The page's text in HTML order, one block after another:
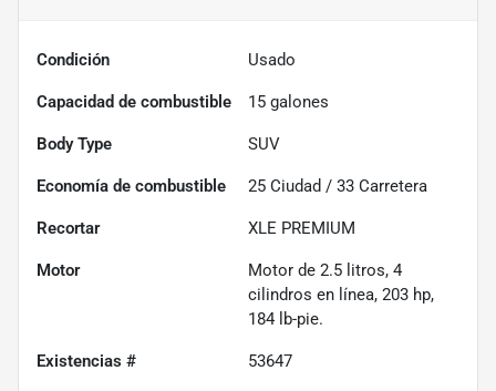
Condición Usado
Capacidad de combustible 15 galones
Body Type SUV
Economía de combustible 25 Ciudad / 33 Carretera
Recortar XLE PREMIUM
Motor
Motor de 2.5 litros, 4
cilindros en línea, 203 hp,
184 lb-pie.
Existencias # 53647